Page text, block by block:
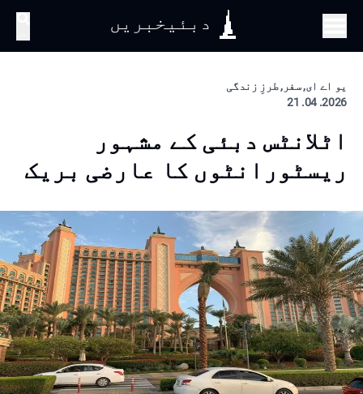
دبئیخبریں
یو اے ای, سفر, طرزِ زندگی
2026. 04. 21
اٹلانٹس دبئی کے مشہور
ریسٹورانٹوں کا عارضی بریک